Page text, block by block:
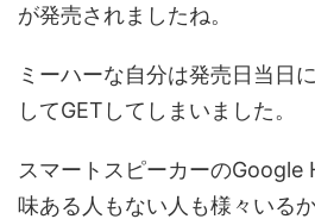
が発売されましたね。
ミーハーな自分は発売日当日
してGETしてしまいました。
スマートスピーカーのGoogle
味ある人もない人も様々いる